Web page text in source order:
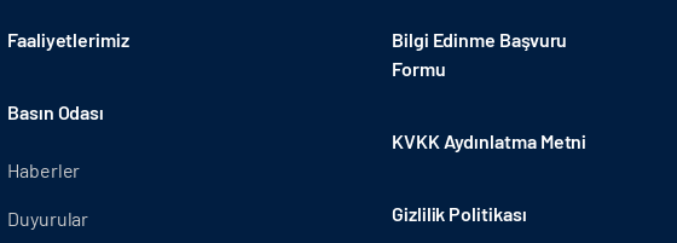
Faaliyetlerimiz
Basın Odası
Haberler
Duyurular
Bilgi Edinme Başvuru
Formu
KVKK Aydınlatma Metni
Gizlilik Politikası